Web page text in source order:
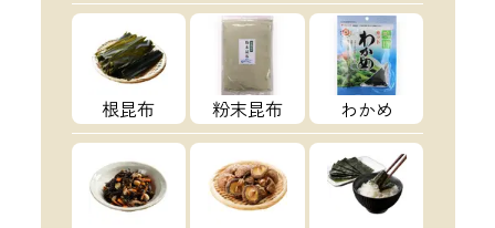
根昆布 粉末昆布 わかめ